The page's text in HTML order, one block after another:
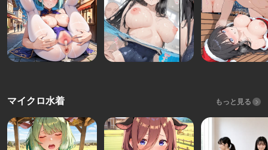
マイクロ水着 もっと見る